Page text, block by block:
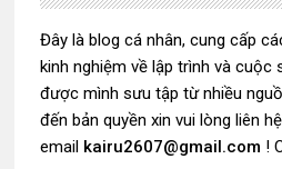
chính
Đây là blog cá nhân, cung cấp
kinh nghiệm về lập trình và cuộc
được mình sưu tập từ nhiều
đến bản quyền xin vui lòng liên
email kairu2607@gmail.com !